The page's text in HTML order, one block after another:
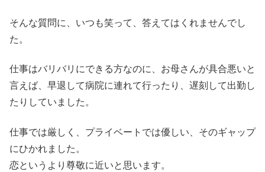
そんな質問に、いつも笑って、答えてはくれませんでし
た。
仕事はバリバリにできる方なのに、お母さんが具合悪いと
言えば、早退して病院に連れて行ったり、遅刻して出勤し
たりしていました。
仕事では厳しく、プライベートでは優しい、そのギャップ
にひかれました。
恋というより尊敬に近いと思います。